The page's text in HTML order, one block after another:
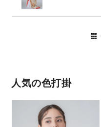
人気の色打掛